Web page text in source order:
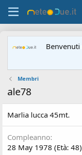
Membri
ale78
Marlia lucca 45mt.
Compleanno
28 May 1978 (Età: 48)